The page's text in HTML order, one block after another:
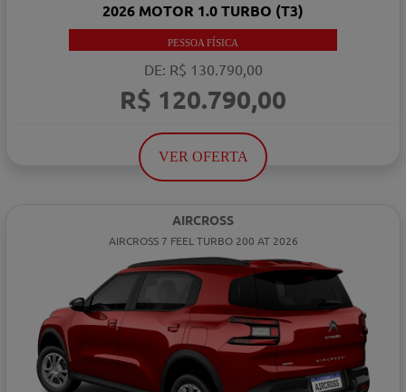
2026 MOTOR 1.0 TURBO (T3)
PESSOA FÍSICA
DE: R$ 130.790,00
R$ 120.790,00
VER OFERTA
AIRCROSS
AIRCROSS 7 FEEL TURBO 200 AT 2026